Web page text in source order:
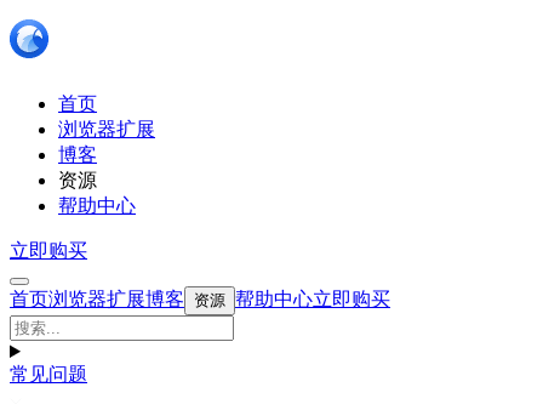
首页
浏览器扩展
博客
资源
帮助中心
立即购买
首页浏览器扩展博客 资源 帮助中心立即购买
常见问题